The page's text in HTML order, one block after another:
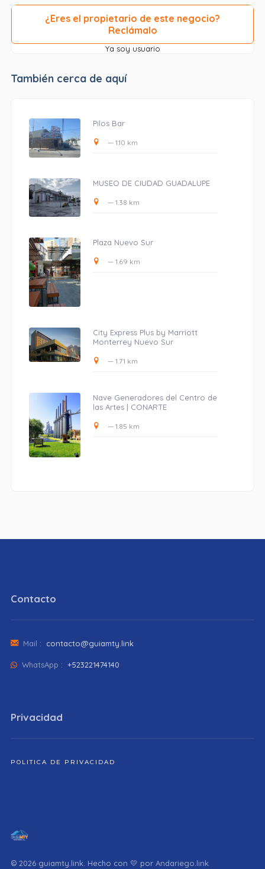
¿Eres el propietario de este negocio?
Reclámalo
Ya soy usuario
También cerca de aquí
Pilos Bar
— 1.10 km
MUSEO DE CIUDAD GUADALUPE
— 1.38 km
Plaza Nuevo Sur
— 1.69 km
City Express Plus by Marriott
Monterrey Nuevo Sur
— 1.71 km
Nave Generadores del Centro de
las Artes | CONARTE
— 1.85 km
Contacto
Mail : contacto@guiamty.link
WhatsApp : +523221474140
Privacidad
POLITICA DE PRIVACIDAD
© 2026 guiamty.link. Hecho con 💛 por Andariego.link